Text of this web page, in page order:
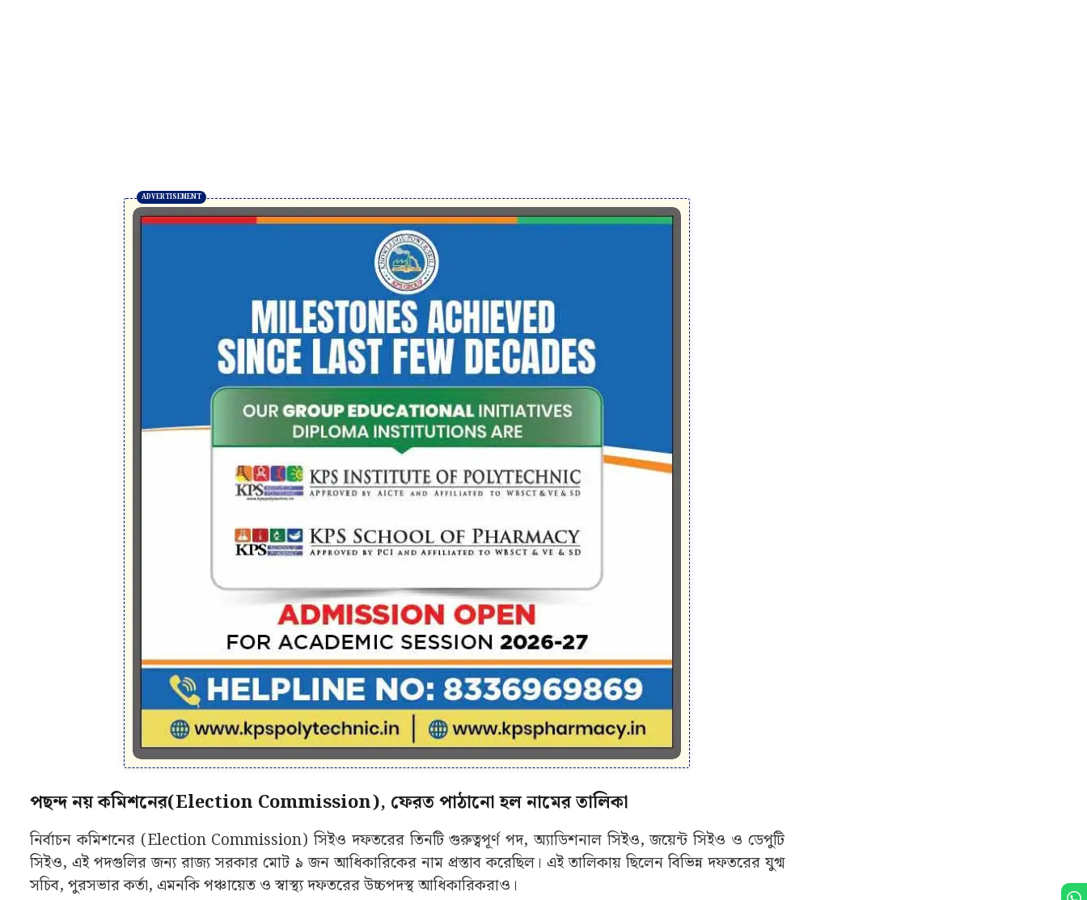
পছন্দ নয় কমিশনের(Election Commission), ফেরত পাঠানো হল নামের তালিকা
নির্বাচন কমিশনের (Election Commission) সিইও দফতরের তিনটি গুরুত্বপূর্ণ পদ, অ্যাডিশনাল সিইও, জয়েন্ট সিইও ও ডেপুটি
সিইও, এই পদগুলির জন্য রাজ্য সরকার মোট ৯ জন আধিকারিকের নাম প্রস্তাব করেছিল। এই তালিকায় ছিলেন বিভিন্ন দফতরের যুগ্ম
সচিব, পুরসভার কর্তা, এমনকি পঞ্চায়েত ও স্বাস্থ্য দফতরের উচ্চপদস্থ আধিকারিকরাও।